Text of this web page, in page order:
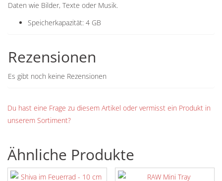
Daten wie Bilder, Texte oder Musik.
Speicherkapazität: 4 GB
Rezensionen
Es gibt noch keine Rezensionen
Du hast eine Frage zu diesem Artikel oder vermisst ein Produkt in
unserem Sortiment?
Ähnliche Produkte